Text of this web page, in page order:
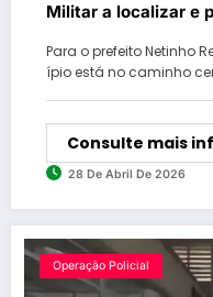
Militar a localizar e
Para o prefeito Netinho
ípio está no caminho
Consulte mais
28 De Abril De 2026
Operação Policial